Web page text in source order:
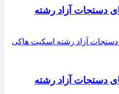
دستجات آزاد رشته
دستجات آزاد رشته